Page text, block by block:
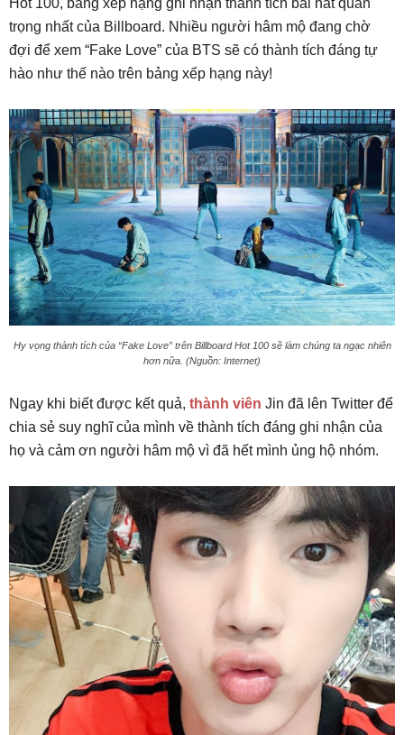
Hot 100, bảng xếp hạng ghi nhận thành tích bài hát quan
trọng nhất của Billboard. Nhiều người hâm mộ đang chờ
đợi để xem “Fake Love” của BTS sẽ có thành tích đáng tự
hào như thế nào trên bảng xếp hạng này!
Hy vọng thành tích của “Fake Love” trên Billboard Hot 100 sẽ làm chúng ta ngạc nhiên
hơn nữa. (Nguồn: Internet)
Ngay khi biết được kết quả, thành viên Jin đã lên Twitter để
chia sẻ suy nghĩ của mình về thành tích đáng ghi nhận của
họ và cảm ơn người hâm mộ vì đã hết mình ủng hộ nhóm.